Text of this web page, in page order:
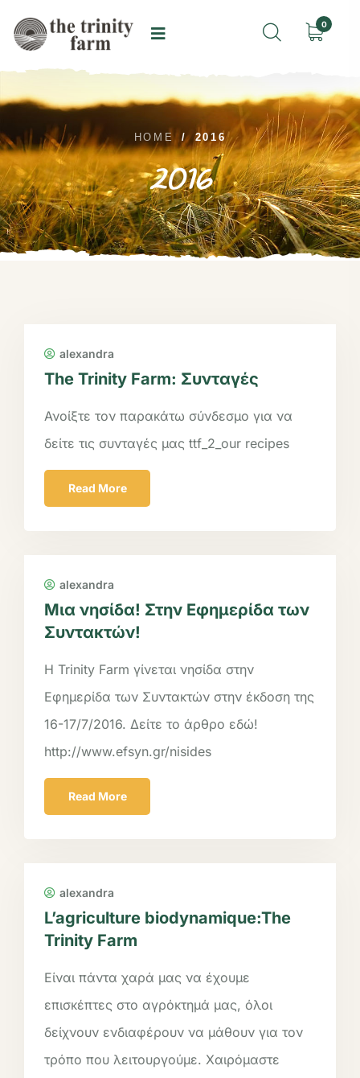
0
HOME / 2016
2016
alexandra
The Trinity Farm: Συνταγές
Ανοίξτε τον παρακάτω σύνδεσμο για να
δείτε τις συνταγές μας ttf_2_our recipes
Read More
alexandra
Μια νησίδα! Στην Εφημερίδα των
Συντακτών!
Η Trinity Farm γίνεται νησίδα στην
Εφημερίδα των Συντακτών στην έκδοση της
16-17/7/2016. Δείτε το άρθρο εδώ!
http://www.efsyn.gr/nisides
Read More
alexandra
L’agriculture biodynamique:The
Trinity Farm
Είναι πάντα χαρά μας να έχουμε
επισκέπτες στο αγρόκτημά μας, όλοι
δείχνουν ενδιαφέρουν να μάθουν για τον
τρόπο που λειτουργούμε. Χαιρόμαστε